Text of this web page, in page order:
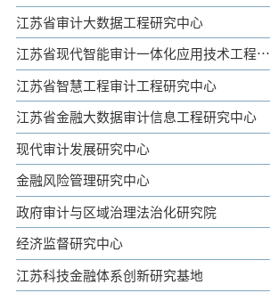
江苏省审计大数据工程研究中心
江苏省现代智能审计一体化应用技术工程研
究中心
江苏省智慧工程审计工程研究中心
江苏省金融大数据审计信息工程研究中心
现代审计发展研究中心
金融风险管理研究中心
政府审计与区域治理法治化研究院
经济监督研究中心
江苏科技金融体系创新研究基地